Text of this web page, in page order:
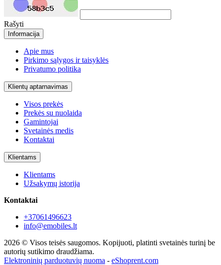
Rašyti
Informacija
Apie mus
Pirkimo sąlygos ir taisyklės
Privatumo politika
Klientų aptarnavimas
Visos prekės
Prekės su nuolaida
Gamintojai
Svetainės medis
Kontaktai
Klientams
Klientams
Užsakymų istorija
Kontaktai
+37061496623
info@emobiles.lt
2026 © Visos teisės saugomos. Kopijuoti, platinti svetainės turinį be
autorių sutikimo draudžiama.
Elektroninių parduotuvių nuoma - eShoprent.com